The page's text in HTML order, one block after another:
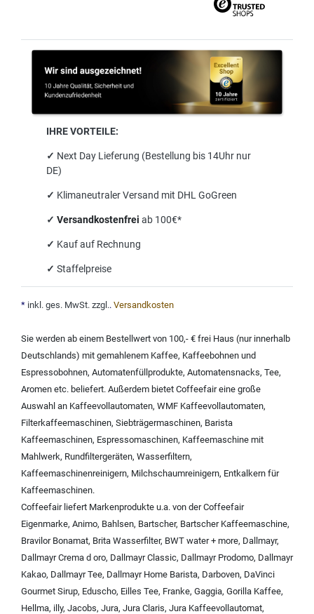
IHRE VORTEILE:
✓ Next Day Lieferung (Bestellung bis 14Uhr nur
DE)
✓ Klimaneutraler Versand mit DHL GoGreen
✓ Versandkostenfrei ab 100€*
✓ Kauf auf Rechnung
✓ Staffelpreise
* inkl. ges. MwSt. zzgl.. Versandkosten
Sie werden ab einem Bestellwert von 100,- € frei Haus (nur innerhalb
Deutschlands) mit gemahlenem Kaffee, Kaffeebohnen und
Espressobohnen, Automatenfüllprodukte, Automatensnacks, Tee,
Aromen etc. beliefert. Außerdem bietet Coffeefair eine große
Auswahl an Kaffeevollautomaten, WMF Kaffeevollautomaten,
Filterkaffeemaschinen, Siebträgermaschinen, Barista
Kaffeemaschinen, Espressomaschinen, Kaffeemaschine mit
Mahlwerk, Rundfiltergeräten, Wasserfiltern,
Kaffeemaschinenreinigern, Milchschaumreinigern, Entkalkern für
Kaffeemaschinen.
Coffeefair liefert Markenprodukte u.a. von derCoffeefair
Eigenmarke, Animo, Bahlsen, Bartscher, Bartscher Kaffeemaschine,
Bravilor Bonamat, Brita Wasserfilter, BWT water + more, Dallmayr,
Dallmayr Crema d oro, Dallmayr Classic, Dallmayr Prodomo, Dallmayr
Kakao, Dallmayr Tee, Dallmayr Home Barista, Darboven, DaVinci
Gourmet Sirup, Eduscho, Eilles Tee, Franke, Gaggia, Gorilla Kaffee,
Hellma, illy, Jacobs, Jura, Jura Claris, Jura Kaffeevollautomat,